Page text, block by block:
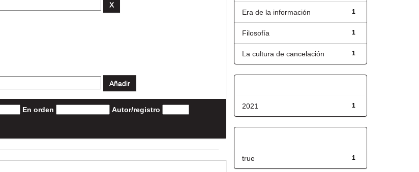
En orden Autor/registro
1
Era de la información
1
Filosofía
1
La cultura de cancelación
1
2021
1
true